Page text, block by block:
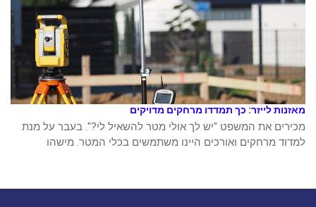
מאזנות לייזר: כך תמדדו מרחקים מדויקים
מכירים את המשפט "יש לך אולי מטר להשאיל לי?". בעבר על מנת
למדוד מרחקים ואורכים היינו משתמשים בכלי המטר. מישהו